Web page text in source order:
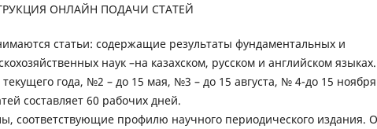
ОНЛАЙН ПОДАЧИ СТАТЕЙ
статьи: содержащие результаты фундаментальных и
наук –на казахском, русском и английском языках.
года, №2 – до 15 мая, №3 – до 15 августа, № 4-до 15
составляет 60 рабочих дней.
соответствующие профилю научного периодического издания.